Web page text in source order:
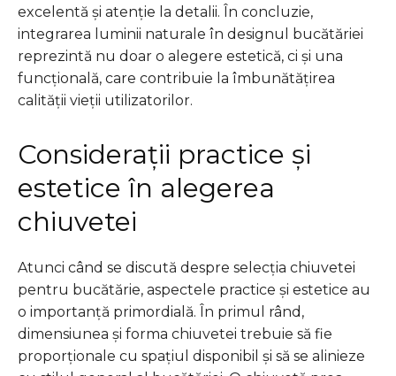
excelentă și atenție la detalii. În concluzie,
integrarea luminii naturale în designul bucătăriei
reprezintă nu doar o alegere estetică, ci și una
funcțională, care contribuie la îmbunătățirea
calității vieții utilizatorilor.
Considerații practice și
estetice în alegerea
chiuvetei
Atunci când se discută despre selecția chiuvetei
pentru bucătărie, aspectele practice și estetice au
o importanță primordială. În primul rând,
dimensiunea și forma chiuvetei trebuie să fie
proporționale cu spațiul disponibil și să se alinieze